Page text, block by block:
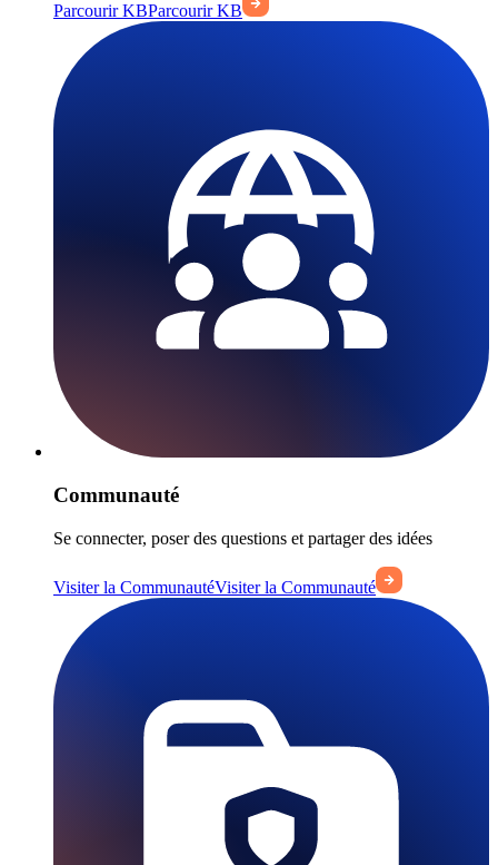
Parcourir KBParcourir KB
Communauté
Se connecter, poser des questions et partager des idées
Visiter la CommunautéVisiter la Communauté